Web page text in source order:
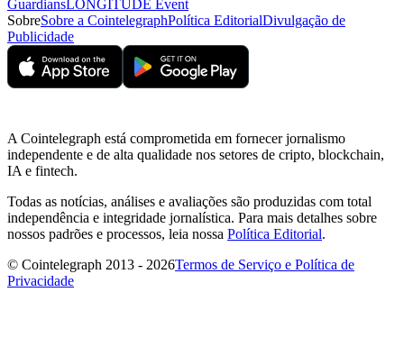
GuardiansLONGITUDE Event
SobreSobre a CointelegraphPolítica EditorialDivulgação de
Publicidade
A Cointelegraph está comprometida em fornecer jornalismo
independente e de alta qualidade nos setores de cripto, blockchain,
IA e fintech.
Todas as notícias, análises e avaliações são produzidas com total
independência e integridade jornalística. Para mais detalhes sobre
nossos padrões e processos, leia nossa Política Editorial.
© Cointelegraph 2013 - 2026Termos de Serviço e Política de
Privacidade